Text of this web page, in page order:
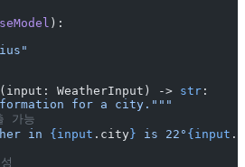
):
(input: WeatherInput) -> str :
for a city."""
가능
in {input .city } is 22° {input